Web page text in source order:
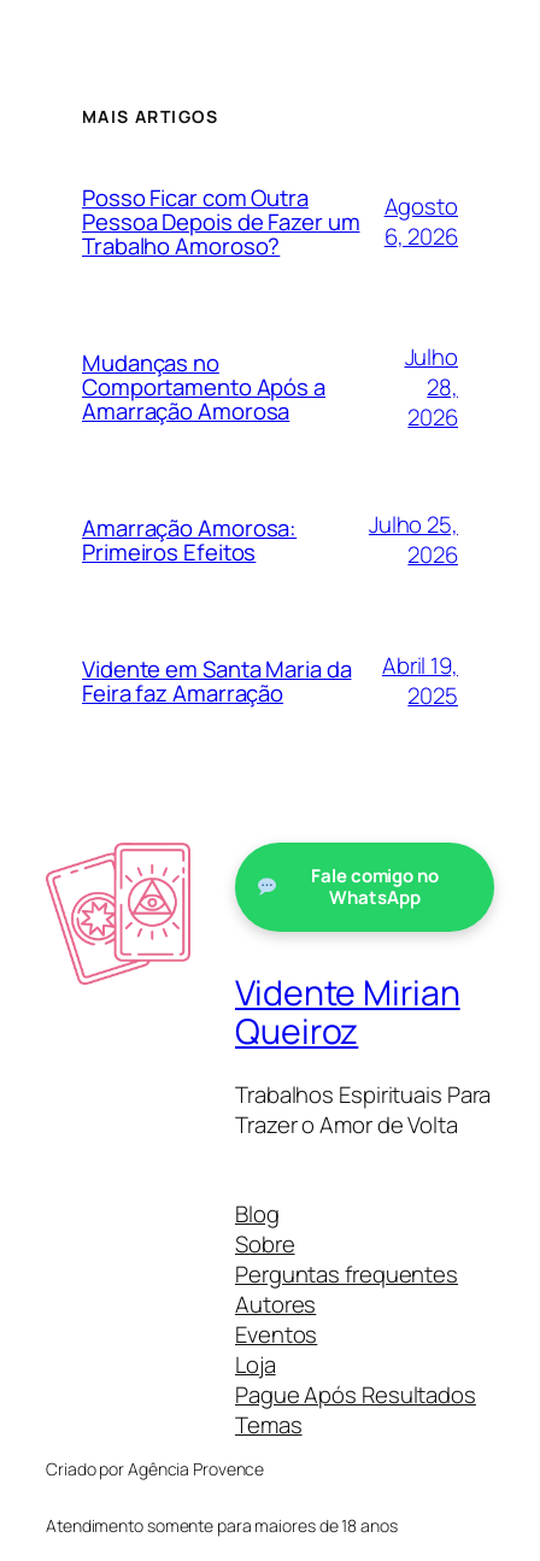
MAIS ARTIGOS
Posso Ficar com Outra
Pessoa Depois de Fazer um
Trabalho Amoroso?
Agosto
6, 2026
Mudanças no
Comportamento Após a
Amarração Amorosa
Julho
28,
2026
Amarração Amorosa:
Primeiros Efeitos
Julho 25,
2026
Vidente em Santa Maria da
Feira faz Amarração
Abril 19,
2025
Fale comigo no
WhatsApp
Vidente Mirian
Queiroz
Trabalhos Espirituais Para
Trazer o Amor de Volta
Blog
Sobre
Perguntas frequentes
Autores
Eventos
Loja
Pague Após Resultados
Temas
Criado por Agência Provence
Atendimento somente para maiores de 18 anos